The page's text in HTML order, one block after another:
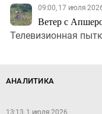
09:00, 17 июля
Ветер с
Телевизионная
АНАЛИТИКА
13:13, 1 июля 2026